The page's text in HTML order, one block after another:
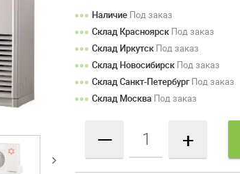
Наличие Под заказ
Склад Красноярск Под заказ
Склад Иркутск Под заказ
Склад Новосибирск Под заказ
Склад Санкт-ПетербургПод заказ
Склад Москва Под заказ
— +